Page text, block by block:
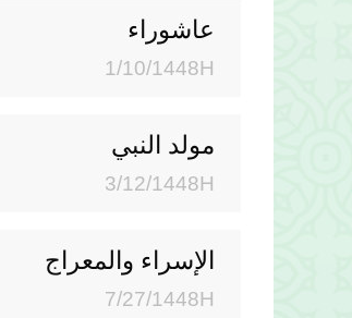
عاشوراء
1/10/1448H
مولد النبي
3/12/1448H
الإسراء والمعراج
7/27/1448H